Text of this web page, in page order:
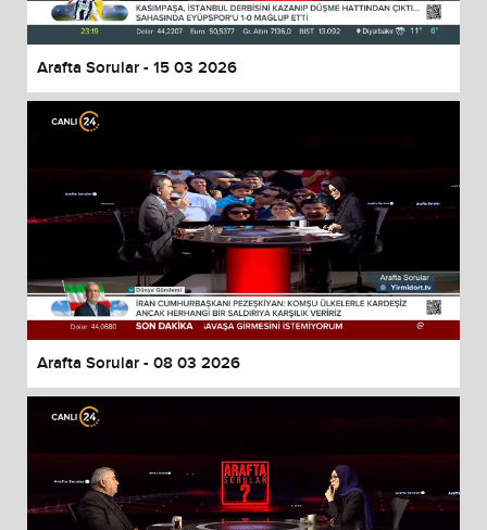
Arafta Sorular - 15 03 2026
Arafta Sorular - 08 03 2026